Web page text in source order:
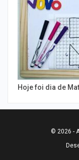
Hoje foi dia de
© 2026 -